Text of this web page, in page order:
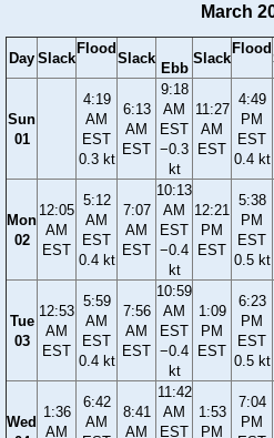
March
Day Slack
Flood
Slack
Ebb
Slack
Flood
Sun
01
4:19
AM
EST
0.3 kt
6:13
AM
EST
9:18
AM
EST
−0.3
kt
11:27
AM
EST
4:49
PM
EST
0.4 kt
Mon
02
12:05
AM
EST
5:12
AM
EST
0.4 kt
7:07
AM
EST
10:13
AM
EST
−0.4
kt
12:21
PM
EST
5:38
PM
EST
0.5 kt
Tue
03
12:53
AM
EST
5:59
AM
EST
0.4 kt
7:56
AM
EST
10:59
AM
EST
−0.4
kt
1:09
PM
EST
6:23
PM
EST
0.5 kt
Wed
1:36
AM
6:42
AM
8:41
AM
11:42
AM
EST
1:53
PM
7:04
PM